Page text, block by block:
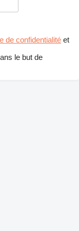
de confidentialité et
le but de